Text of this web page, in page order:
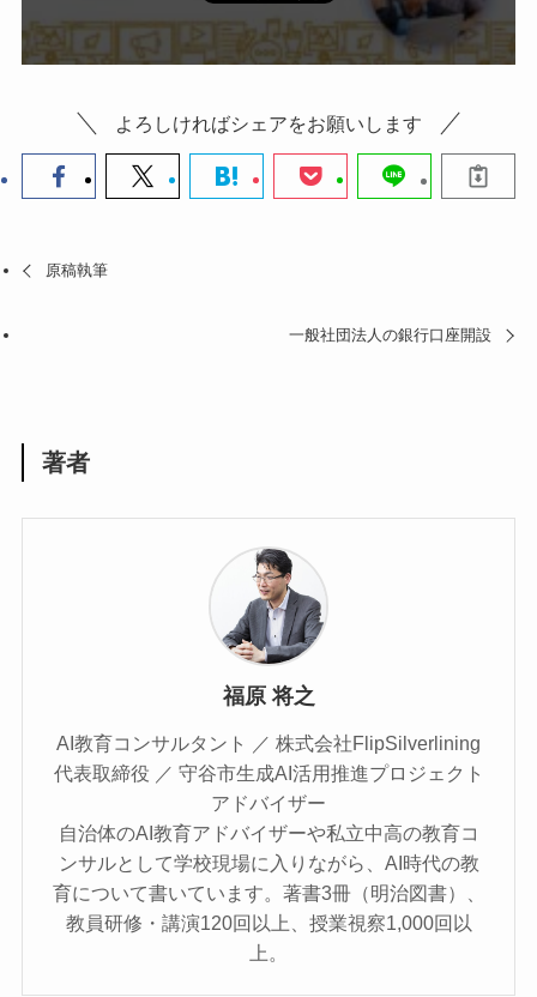
よろしければシェアをお願いします
原稿執筆
一般社団法人の銀行口座開設
著者
福原 将之
AI教育コンサルタント ／ 株式会社FlipSilverlining
代表取締役 ／ 守谷市生成AI活用推進プロジェクト
アドバイザー
自治体のAI教育アドバイザーや私立中高の教育コ
ンサルとして学校現場に入りながら、AI時代の教
育について書いています。著書3冊（明治図書）、
教員研修・講演120回以上、授業視察1,000回以
上。